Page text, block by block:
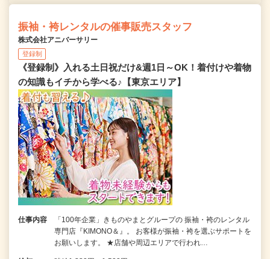
振袖・袴レンタルの催事販売スタッフ
株式会社アニバーサリー
登録制
《登録制》入れる土日祝だけ&週1日～OK！着付けや着物
の知識もイチから学べる♪【東京エリア】
仕事内容
「100年企業」きものやまとグループの 振袖・袴のレンタル
専門店『KIMONO＆』。 お客様が振袖・袴を選ぶサポートを
お願いします。 ★店舗や周辺エリアで行われ…